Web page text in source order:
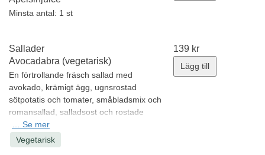
Minsta antal: 1 st
Sallader
Avocadabra (vegetarisk)
En förtrollande fräsch sallad med
avokado, krämigt ägg, ugnsrostad
sötpotatis och tomater, småbladsmix och
romansallad, salladsost och rostade
mandlar, toppad med balsamico-
vinägrett.
Allergener:ägg, nötter (mandel),
… Se mer
Vegetarisk
139 kr
Lägg till